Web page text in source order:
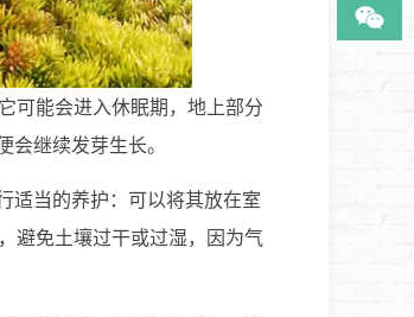
可能会进入休眠期，地上部分
继续发芽生长。
适当的养护：可以将其放在室
避免土壤过干或过湿，因为气